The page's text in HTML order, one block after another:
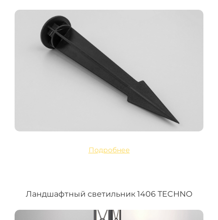
Подробнее
Ландшафтный светильник 1406 TECHNO